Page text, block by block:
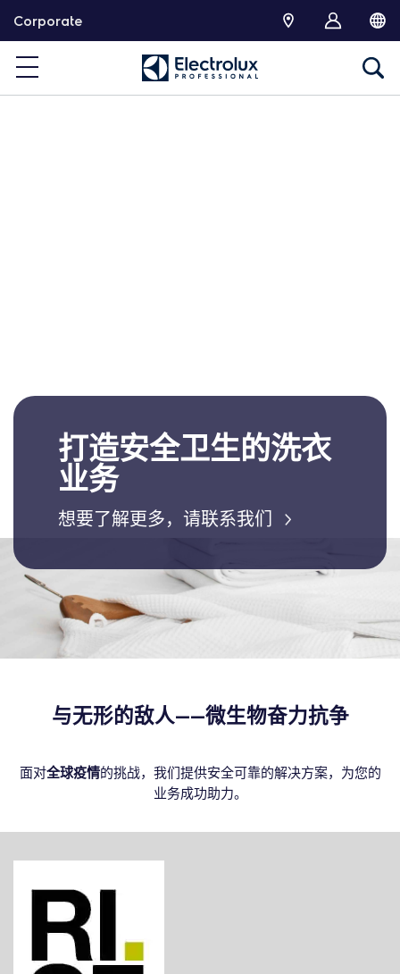
Corporate
打造安全卫生的洗衣
业务
想要了解更多，请联系我们
与无形的敌人——微生物奋力抗争
面对全球疫情的挑战，我们提供安全可靠的解决方案，为您的
业务成功助力。